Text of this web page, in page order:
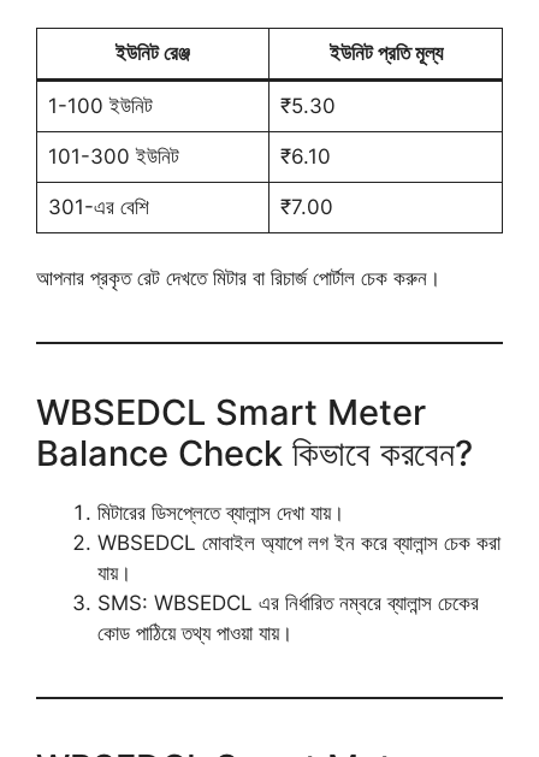
ইউনিট রেঞ্জ ইউনিট প্রতি মূল্য
1-100 ইউনিট ₹5.30
101-300 ইউনিট ₹6.10
301-এর বেশি ₹7.00
আপনার প্রকৃত রেট দেখতে মিটার বা রিচার্জ পোর্টাল চেক করুন।
WBSEDCL Smart Meter
Balance Check কিভাবে করবেন?
মিটারের ডিসপ্লেতে ব্যালান্স দেখা যায়।
WBSEDCL মোবাইল অ্যাপে লগ ইন করে ব্যালান্স চেক করা
যায়।
SMS: WBSEDCL এর নির্ধারিত নম্বরে ব্যালান্স চেকের
কোড পাঠিয়ে তথ্য পাওয়া যায়।